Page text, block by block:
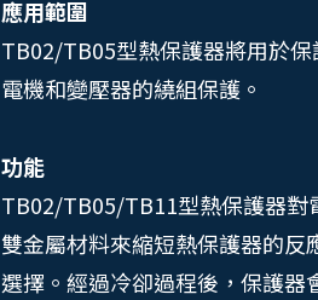
應用範圍
TB02/TB05型熱保護器將用於
電機和變壓器的繞組保護。
功能
TB02/TB05/TB11型熱保護器對
雙金屬材料來縮短熱保護器的反
選擇。經過冷卻過程後，保護器